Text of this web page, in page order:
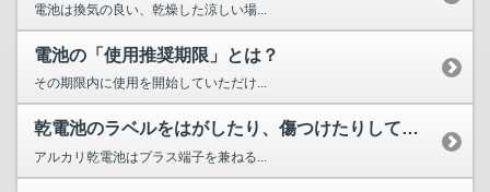
電池は換気の良い、乾燥した涼しい場...
電池の「使用推奨期限」とは？
その期限内に使用を開始していただけ...
乾電池のラベルをはがしたり、傷つけたりしても大丈夫ですか？
アルカリ乾電池はプラス端子を兼ねる...